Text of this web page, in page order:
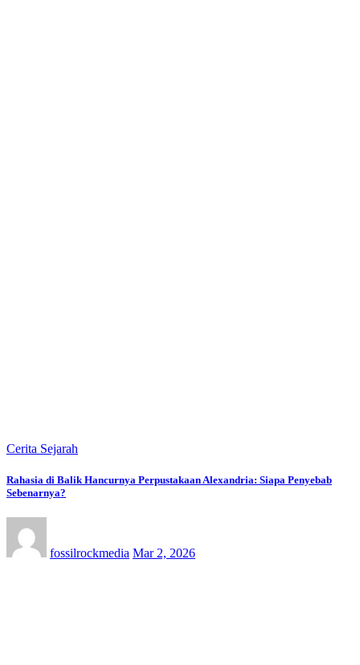
Cerita Sejarah
Rahasia di Balik Hancurnya Perpustakaan Alexandria: Siapa Penyebab
Sebenarnya?
fossilrockmedia Mar 2, 2026